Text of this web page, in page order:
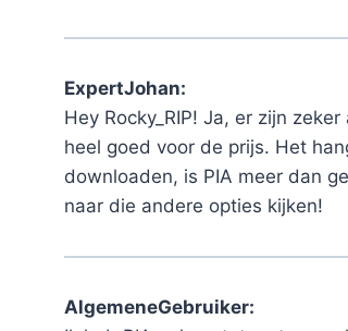
ExpertJohan:
Hey Rocky_RIP! Ja, er zijn
heel goed voor de prijs. Het
downloaden, is PIA meer dan
naar die andere opties kijken!
AlgemeneGebruiker: